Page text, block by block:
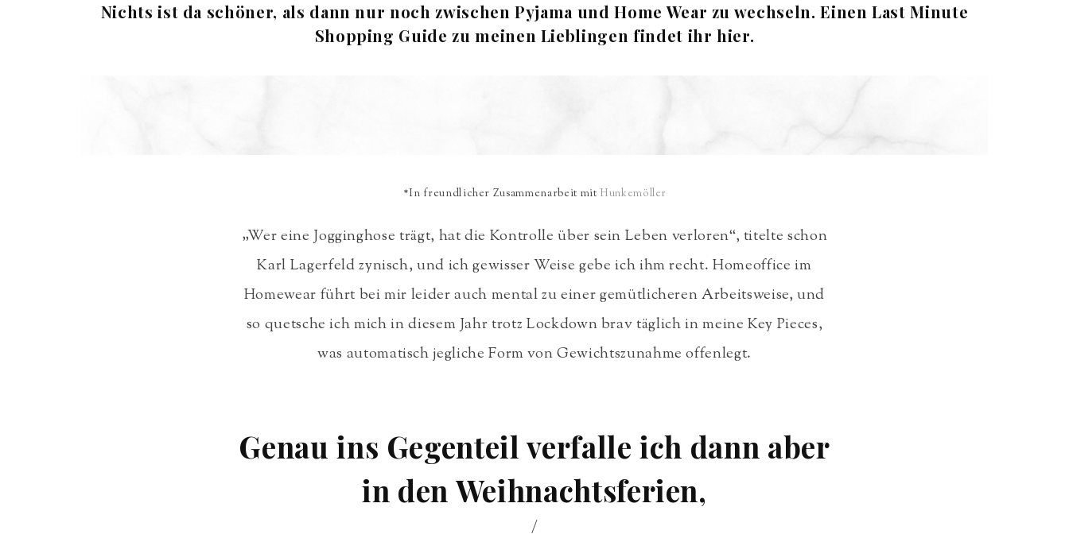
Nichts ist da schöner, als dann nur noch zwischen Pyjama und Home Wear zu wechseln. Einen Last Minute
Shopping Guide zu meinen Lieblingen findet ihr hier.
*In freundlicher Zusammenarbeit mit Hunkemöller
„Wer eine Jogginghose trägt, hat die Kontrolle über sein Leben verloren“, titelte schon
Karl Lagerfeld zynisch, und ich gewisser Weise gebe ich ihm recht. Homeoffice im
Homewear führt bei mir leider auch mental zu einer gemütlicheren Arbeitsweise, und
so quetsche ich mich in diesem Jahr trotz Lockdown brav täglich in meine Key Pieces,
was automatisch jegliche Form von Gewichtszunahme offenlegt.
Genau ins Gegenteil verfalle ich dann aber
in den Weihnachtsferien,
/